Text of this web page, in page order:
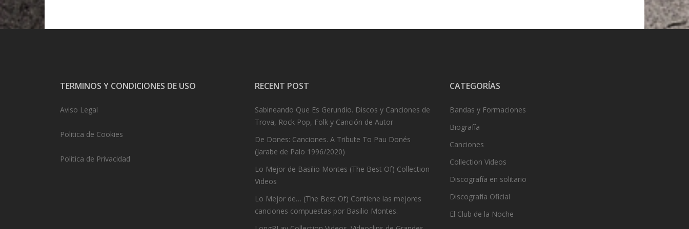
TERMINOS Y CONDICIONES DE USO
Aviso Legal
Politica de Cookies
Politica de Privacidad
RECENT POST
Sabineando Que Es Gerundio. Discos y Canciones de
Trova, Rock Pop, Folk y Canción de Autor
De Dones: Canciones. A Tribute To Pau Donés
(Jarabe de Palo 1996/2020)
Lo Mejor de Basilio Montes (The Best Of) Collection
Videos
Lo Mejor de… (The Best Of) Contiene las mejores
canciones compuestas por Basilio Montes.
CATEGORÍAS
Bandas y Formaciones
Biografía
Canciones
Collection Videos
Discografía en solitario
Discografía Oficial
El Club de la Noche